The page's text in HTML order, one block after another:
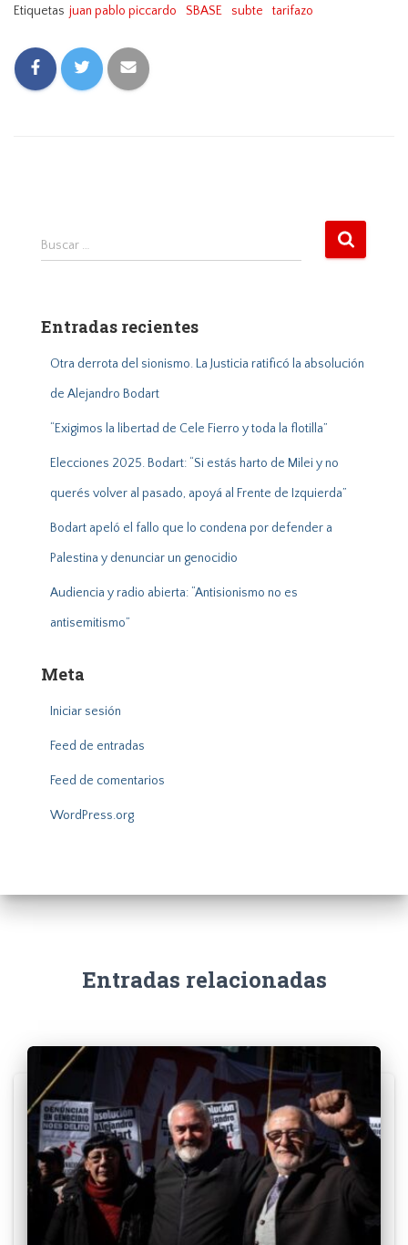
Etiquetas juan pablo piccardo SBASE subte tarifazo
B
r
Buscar …
Entradas recientes
Otra derrota del sionismo. La Justicia ratificó la absolución
de Alejandro Bodart
“Exigimos la libertad de Cele Fierro y toda la flotilla”
Elecciones 2025. Bodart: “Si estás harto de Milei y no
querés volver al pasado, apoyá al Frente de Izquierda”
Bodart apeló el fallo que lo condena por defender a
Palestina y denunciar un genocidio
Audiencia y radio abierta: “Antisionismo no es
antisemitismo”
Meta
Iniciar sesión
Feed de entradas
Feed de comentarios
WordPress.org
Entradas relacionadas